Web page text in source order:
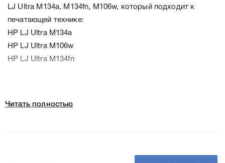
LJ Ultra M134a, M134fn, M106w, который подходит к
печатающей технике:
HP LJ Ultra M134a
HP LJ Ultra M106w
HP LJ Ultra M134fn
Читать полностью